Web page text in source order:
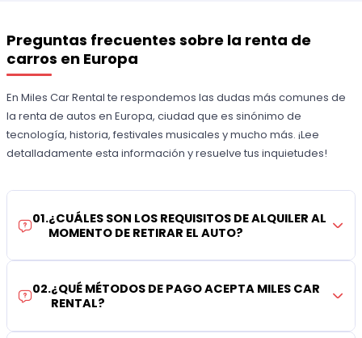
Preguntas frecuentes sobre la renta de
carros en Europa
En Miles Car Rental te respondemos las dudas más comunes de
la renta de autos en Europa, ciudad que es sinónimo de
tecnología, historia, festivales musicales y mucho más. ¡Lee
detalladamente esta información y resuelve tus inquietudes!
01.¿CUÁLES SON LOS REQUISITOS DE ALQUILER AL
MOMENTO DE RETIRAR EL AUTO?
02.¿QUÉ MÉTODOS DE PAGO ACEPTA MILES CAR
RENTAL?